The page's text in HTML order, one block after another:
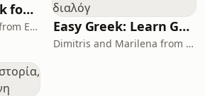
Super Easy Greek for Beginners: Listen to comprehensible Greek | Ελληνικά για αρχαρίους
Dimitris and Artemis from Easy Greek Easy Greek: Learn Greek with authentic conversations | Μάθετε ελληνικά με αυθεντικούς διαλόγ
Dimitris and Marilena from Easy Greek